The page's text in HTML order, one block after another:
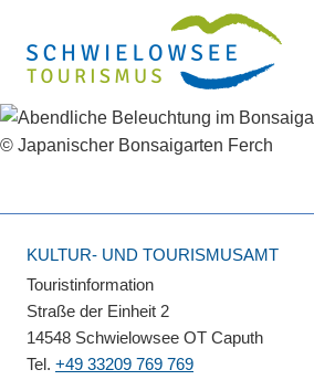
KULTUR- UND TOURISMUSAMT
Touristinformation
Straße der Einheit 2
14548 Schwielowsee OT Caputh
Tel. +49 33209 769 769